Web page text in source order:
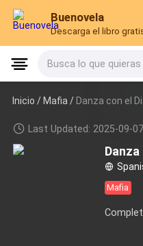
Buenovela
Descarga el libro
Busca lo que quieras
Inicio /Mafia / Danza con el
Last Updated: 2025-09-07
Mafia